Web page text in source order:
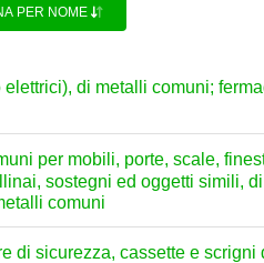
PER NOME
di metalli comuni;
per mobili, porte, scale,
sostegni ed oggetti simili,
comuni
di sicurezza, cassette e